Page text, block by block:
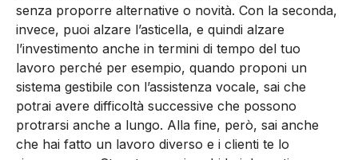
senza proporre alternative o novità. Con la seconda,
invece, puoi alzare l’asticella, e quindi alzare
l’investimento anche in termini di tempo del tuo
lavoro perché per esempio, quando proponi un
sistema gestibile con l’assistenza vocale, sai che
potrai avere difficoltà successive che possono
protrarsi anche a lungo. Alla fine, però, sai anche
che hai fatto un lavoro diverso e i clienti te lo